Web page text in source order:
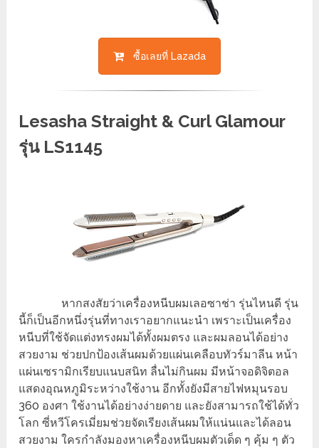
ซื้อเลยที่ Lazada
Lesasha Straight & Curl Glamour
รุ่น LS1145
หากสงสัยว่าเครื่องหนีบผมเลอซาช่า รุ่นไหนดี รุ่น
นี้ก็เป็นอีกหนึ่งรุ่นที่ทางเราอยากแนะนำ เพราะเป็นเครื่อง
หนีบที่ใช้จัดแต่งทรงผมได้ทั้งผมตรง และผมลอนได้อย่าง
สวยงาม ช่วยปกป้องเส้นผมด้วยแผ่นเคลือบทัวร์มาลีน หน้า
แผ่นเซรามิกเรียบแนบสนิท ลื่นไม่กินผม มีหน้าจอดิจิตอล
แสดงอุณหภูมิระหว่างใช้งาน อีกทั้งยังมีสายไฟหมุนรอบ
360 องศา ใช้งานได้อย่างง่ายดาย และยังสามารถใช้ได้ทั่ว
โลก ซี่หวีโครเมี่ยมช่วยจัดเรียงเส้นผมให้แน่นและได้ลอน
สวยงาม ใครกำลังมองหาเครื่องหนีบผมตัวเด็ด ๆ คุ้ม ๆ ตัว